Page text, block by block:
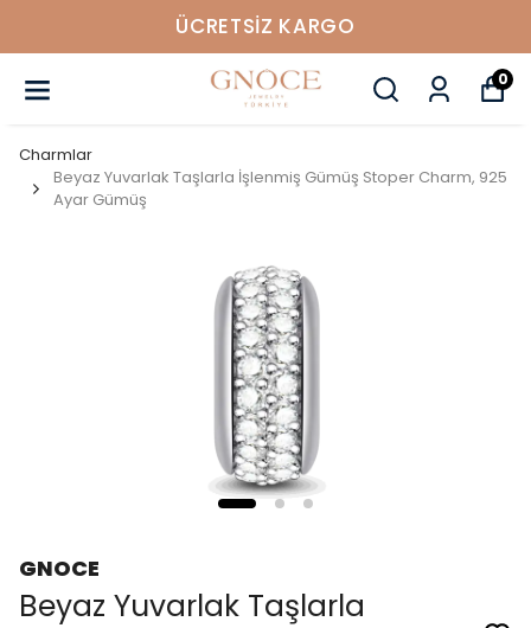
ÜCRETSIZ KARGO
0
Charmlar
Beyaz Yuvarlak Taşlarla İşlenmiş Gümüş Stoper Charm, 925
Ayar Gümüş
GNOCE
Beyaz Yuvarlak Taşlarla